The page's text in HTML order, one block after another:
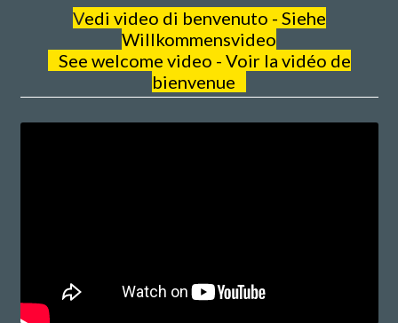
Vedi video di benvenuto - Siehe
Willkommensvideo
See welcome video - Voir la vidéo de
bienvenue